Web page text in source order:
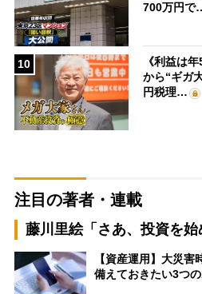
700万円で
10
《利益は
から“ギガ
円税理…
注目の著者・連載
藤川里絵「さあ、投資を始
【資産運用】大災
備えておきたい3つ